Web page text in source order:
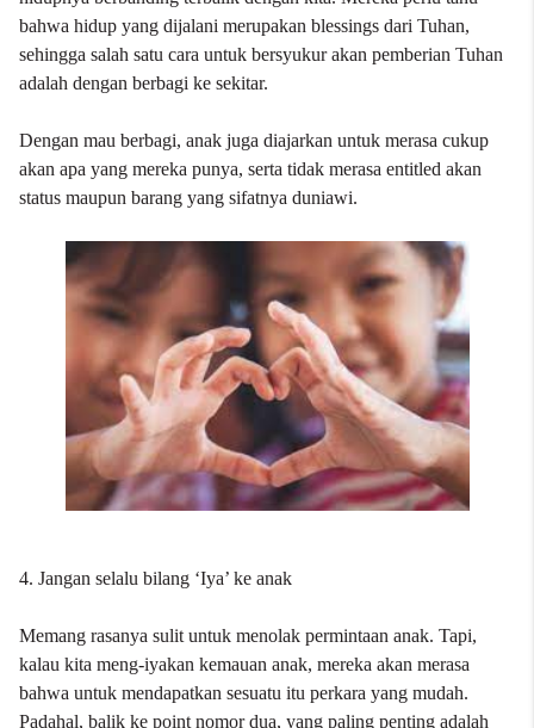
bahwa hidup yang dijalani merupakan blessings dari Tuhan,
sehingga salah satu cara untuk bersyukur akan pemberian Tuhan
adalah dengan berbagi ke sekitar.
Dengan mau berbagi, anak juga diajarkan untuk merasa cukup
akan apa yang mereka punya, serta tidak merasa entitled akan
status maupun barang yang sifatnya duniawi.
4. Jangan selalu bilang ‘Iya’ ke anak
Memang rasanya sulit untuk menolak permintaan anak. Tapi,
kalau kita meng-iyakan kemauan anak, mereka akan merasa
bahwa untuk mendapatkan sesuatu itu perkara yang mudah.
Padahal, balik ke point nomor dua, yang paling penting adalah